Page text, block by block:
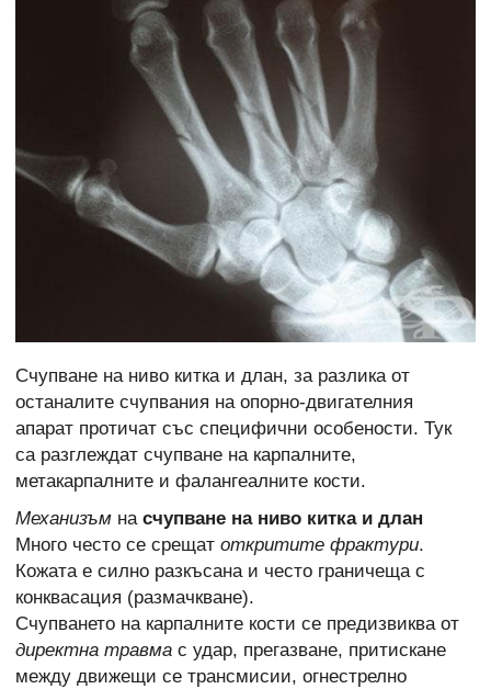
Счупване на ниво китка и длан, за разлика от
останалите счупвания на опорно-двигателния
апарат протичат със специфични особености. Тук
са разглеждат счупване на карпалните,
метакарпалните и фалангеалните кости.
Механизъм насчупване на ниво китка и длан
Много често се срещат откритите фрактури.
Кожата е силно разкъсана и често граничеща с
конквасация (размачкване).
Счупването на карпалните кости се предизвиква от
директна травма с удар, прегазване, притискане
между движещи се трансмисии, огнестрелно